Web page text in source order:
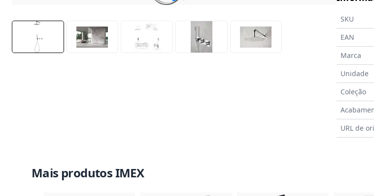
SKU
EAN
Marca
Unidade
Coleção
URL de
Mais produtos IMEX